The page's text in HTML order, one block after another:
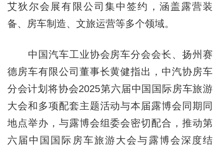
艾狄尔会展有限公司集中签约，涵盖露营装
备、房车制造、文旅运营等多个领域。
中国汽车工业协会房车分会会长、扬州赛
德房车有限公司董事长黄健指出，中汽协房车
分会计划将协会2025第六届中国国际房车旅游
大会和多项配套主题活动与本届露博会同期同
地点举办，与露博会组委会密切配合，推动第
六届中国国际房车旅游大会与露博会深度结